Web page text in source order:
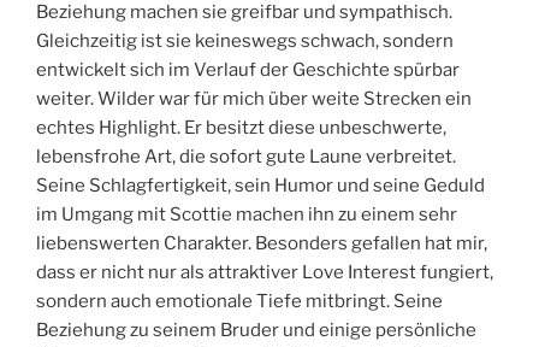
Beziehung machen sie greifbar und sympathisch.
Gleichzeitig ist sie keineswegs schwach, sondern
entwickelt sich im Verlauf der Geschichte spürbar
weiter. Wilder war für mich über weite Strecken ein
echtes Highlight. Er besitzt diese unbeschwerte,
lebensfrohe Art, die sofort gute Laune verbreitet.
Seine Schlagfertigkeit, sein Humor und seine Geduld
im Umgang mit Scottie machen ihn zu einem sehr
liebenswerten Charakter. Besonders gefallen hat mir,
dass er nicht nur als attraktiver Love Interest fungiert,
sondern auch emotionale Tiefe mitbringt. Seine
Beziehung zu seinem Bruder und einige persönliche